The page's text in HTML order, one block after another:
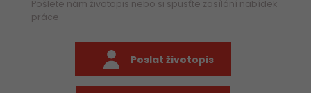
Pošlete nám životopis nebo si spusťte zasílání nabídek
práce
Poslat životopis